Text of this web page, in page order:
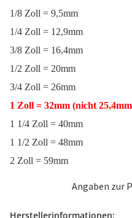
1/8 Zoll = 9,5mm
1/4 Zoll = 12,9mm
3/8 Zoll = 16,4mm
1/2 Zoll = 20mm
3/4 Zoll = 26mm
1 Zoll = 32mm (nicht
1 1/4 Zoll = 40mm
1 1/2 Zoll = 48mm
2 Zoll = 59mm
Angaben zur
Herstellerinformationen: